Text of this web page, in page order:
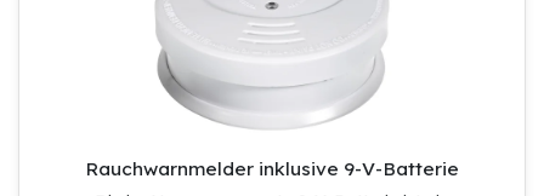
Rauchwarnmelder inklusive 9-V-Batterie